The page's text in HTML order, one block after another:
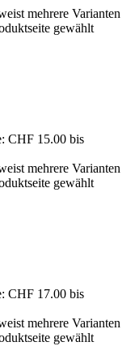
mehrere Varianten
gewählt
CHF 15.00 bis
mehrere Varianten
gewählt
CHF 17.00 bis
mehrere Varianten
gewählt